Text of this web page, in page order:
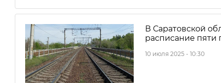
В Саратовской
расписание пяти
10 июля 2025 - 10:30